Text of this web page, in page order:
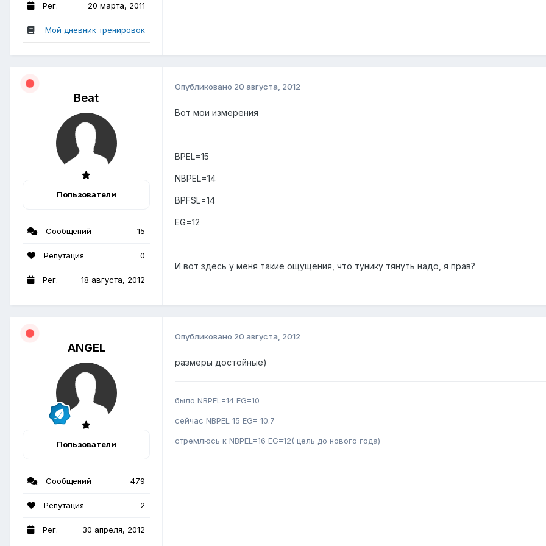
Рег. 20 марта, 2011
Мой дневник тренировок
Beat
Пользователи
Сообщений 15
Репутация 0
Рег. 18 августа, 2012
Опубликовано 20 августа, 2012
Вот мои измерения
BPEL=15
NBPEL=14
BPFSL=14
EG=12
И вот здесь у меня такие ощущения, что тунику тянуть надо, я прав?
ANGEL
Пользователи
Сообщений 479
Репутация 2
Рег. 30 апреля, 2012
Опубликовано 20 августа, 2012
размеры достойные)
было NBPEL=14 EG=10
сейчас NBPEL 15 EG= 10.7
стремлюсь к NBPEL=16 EG=12( цель до нового года)